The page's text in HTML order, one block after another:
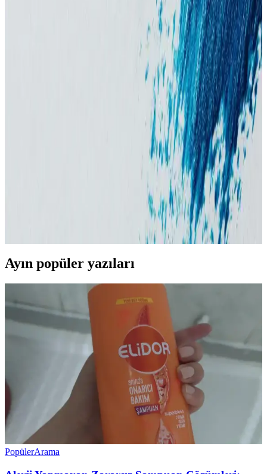
Clear Men Cool Sport Menthol Erkek Şampuanı:
Kepeğe Karşı Uzun Süreli Koruma ve Ferahlatıcı
Clear Men Cool Sport Menthol erkek şampuanı, 600 ml büyük
boyutu ve etkili formülüyle saç derisini temizler, kepeğe karşı korur
Tntnmom'un Biotin Şampuanı: Hamilelikte
Güvenle Kullanılabilen Saç Bakım Ürünü
Hamilelikte güvenle kullanabileceğiniz Tntnmom'un biotin
şampuanı, saç sağlığını destekler ve güçlendirir, saç dökülmesini
önler, doğal içeriklerle saç bakımını kolaylaştırır.
Erkekler İçin Güvenilir ve Etkili Şampuan
Seçenekleri ve Kullanım İpuçları
Saç dökülmesini önleyen, güçlendiren ve sağlıklı saçlar için uygun
erkek şampuanları hakkında detaylı bilgiler ve kullanım önerileri.
Ayın popüler yazıları
PopülerArama